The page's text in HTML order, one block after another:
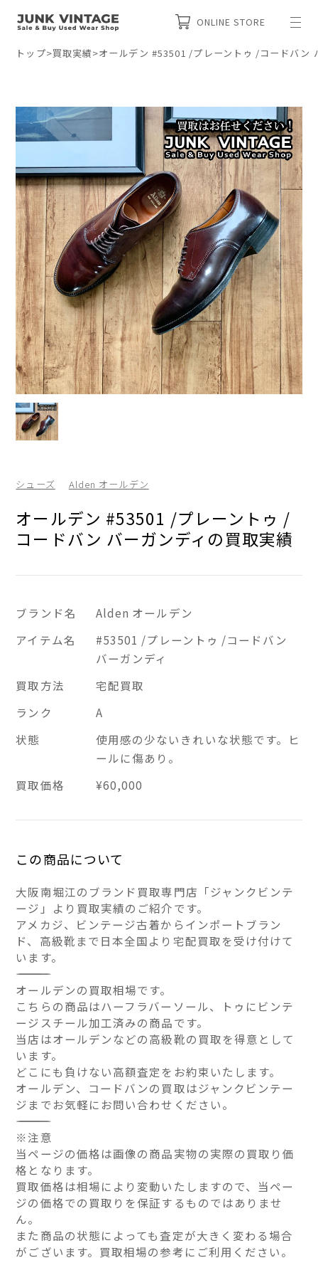
ONLINE STORE
トップ>買取実績>オールデン #53501 /プレーントゥ /コードバン
シューズ Alden オールデン
オールデン #53501 /プレーントゥ /
コードバン バーガンディの買取実績
ブランド名
Alden オールデン
アイテム名
#53501 /プレーントゥ /コードバン
バーガンディ
買取方法
宅配買取
ランク
A
状態
使用感の少ないきれいな状態です。ヒ
ールに傷あり。
買取価格
¥60,000
この商品について
大阪南堀江のブランド買取専門店「ジャンクビンテ
ージ」より買取実績のご紹介です。
アメカジ、ビンテージ古着からインポートブラン
ド、高級靴まで日本全国より宅配買取を受け付けて
います。
――――――――――――――
オールデンの買取相場です。
こちらの商品はハーフラバーソール、トゥにビンテ
ージスチール加工済みの商品です。
当店はオールデンなどの高級靴の買取を得意として
います。
どこにも負けない高額査定をお約束いたします。
オールデン、コードバンの買取はジャンクビンテー
ジまでお気軽にお問い合わせください。
――――――――――――――
※注意
当ページの価格は画像の商品実物の実際の買取り価
格となります。
買取価格は相場により変動いたしますので、当ペー
ジの価格での買取りを保証するものではありませ
ん。
また商品の状態によっても査定が大きく変わる場合
がございます。買取相場の参考にご利用ください。